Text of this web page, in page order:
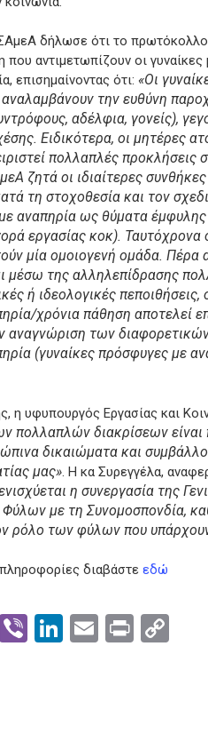
δήλωσε ότι το πρωτόκολλο
που αντιμετωπίζουν οι
επισημαίνοντας ότι: «Οι
αναλαμβάνουν την ευθύνη
αδέλφια, γονείς),
Ειδικότερα, οι μητέρες
πολλαπλές
ζητά οι ιδιαίτερες
τη στοχοθεσία και τον
αναπηρία ως θύματα
εργασίας κοκ). Ταυτόχρονα
μία ομοιογενή ομάδα. Πέρα
μέσω της αλληλεπίδρασης
ή ιδεολογικές
χρόνια πάθηση αποτελεί
αναγνώριση των
(γυναίκες πρόσφυγες με
η υφυπουργός Εργασίας και
πολλαπλών διακρίσεων
δικαιώματα και
μας» . Η κα Συρεγγέλα,
η συνεργασία της
με τη Συνομοσπονδία,
ρόλο των φύλων που
διαβάστε εδώ
Twitter
ViberLinkedIn
Email
Print